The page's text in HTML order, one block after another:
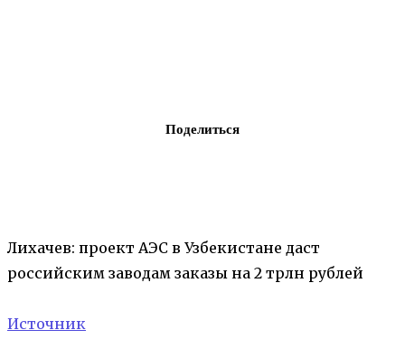
Поделиться
Лихачев: проект АЭС в Узбекистане даст
российским заводам заказы на 2 трлн рублей
Источник